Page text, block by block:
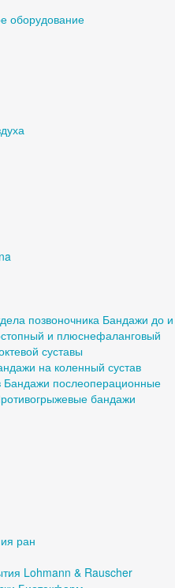
оборудование
позвоночника Бандажи до и
и плюснефаланговый
суставы
на коленный сустав
Бандажи послеоперационные
бандажи
ран
Lohmann & Rauscher